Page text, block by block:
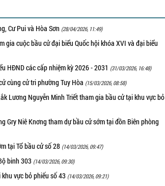
Cư Pui và Hòa Sơn (28/04/2026, 11:49)
gia cuộc bầu cử đại biểu Quốc hội khóa XVI và đại biểu
HĐND các cấp nhiệm kỳ 2026 - 2031 (31/03/2026, 16:48)
cùng cử tri phường Tuy Hòa (15/03/2026, 08:58)
Lương Nguyễn Minh Triết tham gia bầu cử tại khu vực bỏ
Gry Niê Knơng tham dự bầu cử sớm tại đồn Biên phòng
tại Tổ bầu cử số 28 (14/03/2026, 09:47)
binh 303 (14/03/2026, 09:30)
vực bỏ phiếu số 43 (14/03/2026, 09:21)